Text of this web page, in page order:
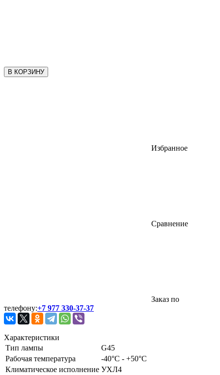
В КОРЗИНУ
Избранное
Сравнение
Заказ по
телефону:+7 977 330-37-37
Характеристики
Тип лампы
G45
Рабочая температура
-40°C - +50°C
Климатическое исполнение УХЛ4